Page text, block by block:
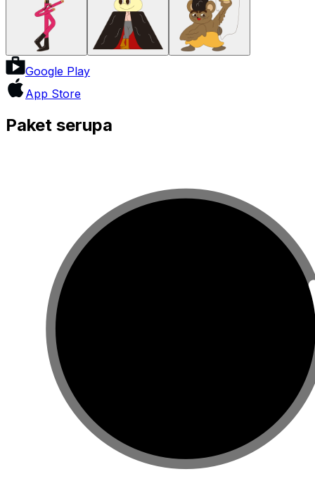
Google Play
App Store
Paket serupa